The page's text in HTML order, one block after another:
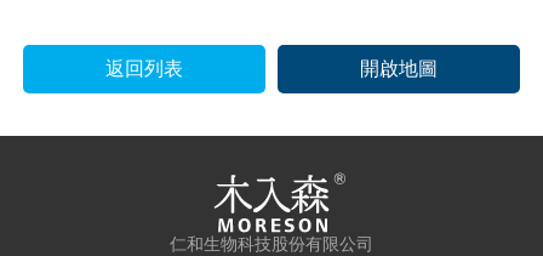
返回列表 開啟地圖
仁和生物科技股份有限公司